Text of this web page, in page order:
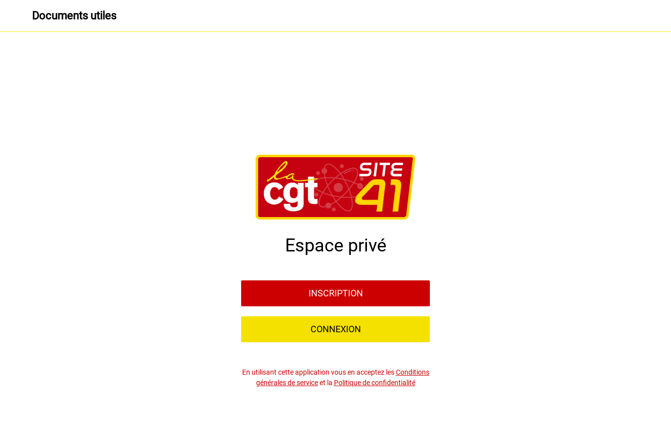
Documents utiles
Espace privé
INSCRIPTION
CONNEXION
En utilisant cette application vous en acceptez lesConditions
générales de serviceet la Politique de confidentialité